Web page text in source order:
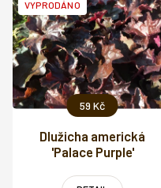
59 Kč
Dlužicha americká
'Palace Purple'
VYPRODÁNO